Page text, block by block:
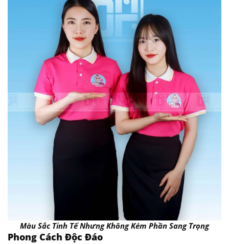
Màu Sắc Tinh Tế Nhưng Không Kém Phần Sang Trọng
Phong Cách Độc Đáo